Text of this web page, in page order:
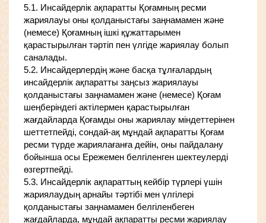
5.1. Инсайдерлік ақпаратты Қоғамның ресми
жариялауы оны қолданыстағы заңнамамен және
(немесе) Қоғамның ішкі құжаттарымен
қарастырылған тәртіп пен үлгіде жариялау болып
саналады.
5.2. Инсайдерлердің және басқа тұлғалардың
инсайдерлік ақпаратты заңсыз жариялауы
қолданыстағы заңнамамен және (немесе) Қоғам
шеңберіндегі актілермен қарастырылған
жағдайларда Қоғамды оны жариялау міндеттерінен
шеттетпейді, сондай-ақ мұндай ақпаратты Қоғам
ресми түрде жариялағанға дейін, оны пайдалану
бойынша осы Ережемен белгіленген шектеулерді
өзгертпейді.
5.3. Инсайдерлік ақпараттың кейбір түрлері үшін
жариялаудың арнайы тәртібі мен үлгілері
қолданыстағы заңнамамен белгіленбеген
жағдайларда, мұндай ақпаратты ресми жариялау